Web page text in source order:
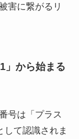
害に繋がるリ
」から始まる
号は「プラス
して認識されま